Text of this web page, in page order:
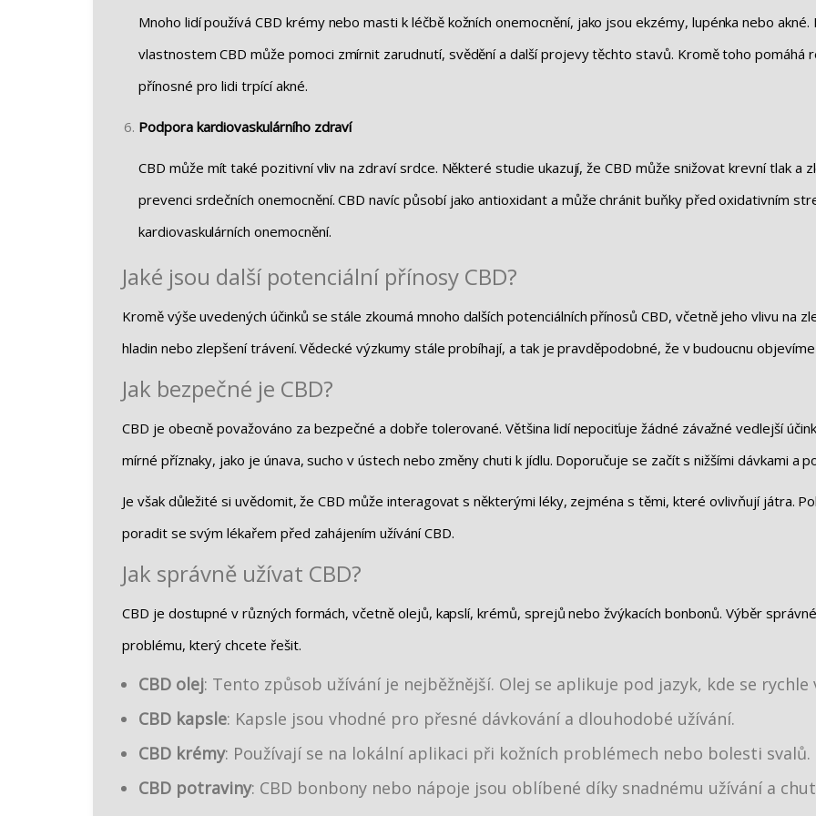
Mnoho lidí používá CBD krémy nebo masti k léčbě kožních onemocnění, jako jsou ekzémy, lupénka nebo
vlastnostem CBD může pomoci zmírnit zarudnutí, svědění a další projevy těchto stavů. Kromě toho pomáhá
přínosné pro lidi trpící akné.
Podpora kardiovaskulárního zdraví
CBD může mít také pozitivní vliv na zdraví srdce. Některé studie ukazují, že CBD může snižovat krevní tlak a
prevenci srdečních onemocnění. CBD navíc působí jako antioxidant a může chránit buňky před oxidativním
kardiovaskulárních onemocnění.
Jaké jsou další potenciální přínosy CBD?
Kromě výše uvedených účinků se stále zkoumá mnoho dalších potenciálních přínosů CBD, včetně jeho vlivu na
hladin nebo zlepšení trávení. Vědecké výzkumy stále probíhají, a tak je pravděpodobné, že v budoucnu
Jak bezpečné je CBD?
CBD je obecně považováno za bezpečné a dobře tolerované. Většina lidí nepociťuje žádné závažné vedlejší
mírné příznaky, jako je únava, sucho v ústech nebo změny chuti k jídlu. Doporučuje se začít s nižšími dávkami
Je však důležité si uvědomit, že CBD může interagovat s některými léky, zejména s těmi, které ovlivňují játra.
poradit se svým lékařem před zahájením užívání CBD.
Jak správně užívat CBD?
CBD je dostupné v různých formách, včetně olejů, kapslí, krémů, sprejů nebo žvýkacích bonbonů. Výběr
problému, který chcete řešit.
CBD olej: Tento způsob užívání je nejběžnější. Olej se aplikuje pod jazyk, kde se
CBD kapsle: Kapsle jsou vhodné pro přesné dávkování a dlouhodobé užívání.
CBD krémy: Používají se na lokální aplikaci při kožních problémech nebo bolesti svalů.
CBD potraviny: CBD bonbony nebo nápoje jsou oblíbené díky snadnému užívání a